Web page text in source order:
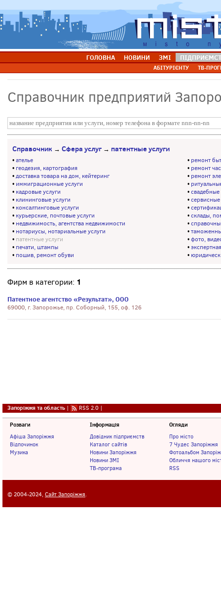
ГОЛОВНА НОВИНИ ЗМІ
АБІТУРІЄНТУ ТВ-
Справочник предприятий
Справочник → Сфера услуг → патентные услуги
•ателье
• геодезия, картография
•доставка товара на дом, кейтеринг
• иммиграционные услуги
• кадровые услуги
• клининговые услуги
• консалтинговые услуги
• курьерские, почтовые услуги
• недвижимость, агентства недвижимости
• нотариусы, нотариальные услуги
• патентные услуги
• печати, штампы
• пошив, ремонт обуви
• ремонт
• ремонт
• ремонт
•
•
•
•
•склады,
•
•
•фото,
•
•
Фирм в категории: 1
Патентное агентство «Результат», ООО
69000, г. Запорожье, пр. Соборный, 155, оф. 126
Запоріжжя та область | RSS 2.0 |
Розваги
Афіша Запоріжжя
Відпочинок
Музика
Інформація
Довідник підприємств
Каталог сайтів
Новини Запоріжжя
Новини ЗМІ
ТВ-програма
Огляди
Про місто
7 Чудес Запоріжжя
Фотоальбом
Обличчя нашого
RSS
© 2004-2024, Сайт Запоріжжя.